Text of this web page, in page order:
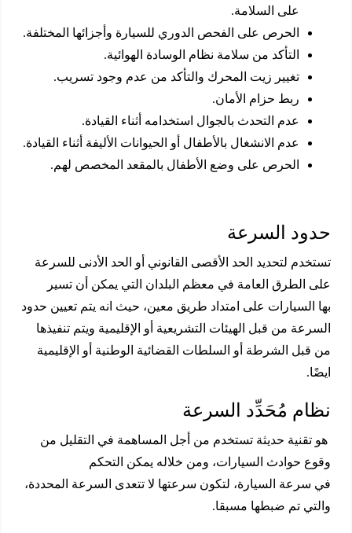
على السلامة.
الحرص على الفحص الدوري للسيارة وأجزائها المختلفة.
التأكد من سلامة نظام الوسادة الهوائية.
تغيير زيت المحرك والتأكد من عدم وجود تسريب.
ربط حزام الأمان.
عدم التحدث بالجوال استخدامه أثناء القيادة.
عدم الانشغال بالأطفال أو الحيوانات الأليفة أثناء القيادة.
الحرص على وضع الأطفال بالمقعد المخصص لهم.
حدود السرعة
تستخدم لتحديد الحد الأقصى القانوني أو الحد الأدنى للسرعة
على الطرق العامة في معظم البلدان التي يمكن أن تسير
بها السيارات على امتداد طريق معين، حيث انه يتم تعيين حدود
السرعة من قبل الهيئات التشريعية أو الإقليمية ويتم تنفيذها
من قبل الشرطة أو السلطات القضائية الوطنية أو الإقليمية
ايضًا.
نظام مُحَدِّد السرعة
هو تقنية حديثة تستخدم من أجل المساهمة في التقليل من
وقوع حوادث السيارات، ومن خلاله يمكن التحكم
في سرعة السيارة، لتكون سرعتها لا تتعدى السرعة المحددة،
والتي تم ضبطها مسبقا.